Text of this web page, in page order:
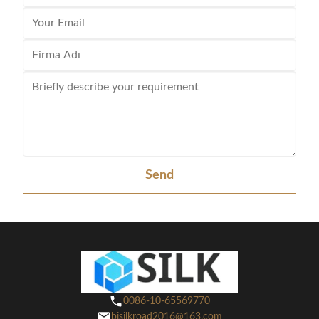
Send
0086-10-65569770
bjsilkroad2016@163.com